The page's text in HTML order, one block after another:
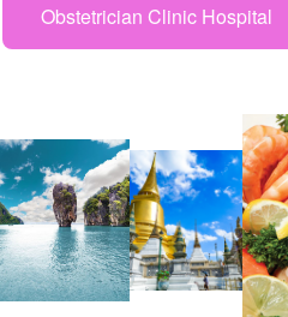
Obstetrician Clinic Hospital